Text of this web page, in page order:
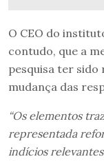
O CEO do
contudo, que a
pesquisa ter sido
mudança das
“Os elementos
representada
indícios